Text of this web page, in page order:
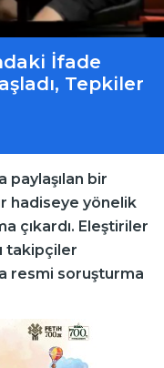
İfade
Tepkiler
paylaşılan bir
hadiseye yönelik
çıkardı. Eleştiriler
takipçiler
resmi soruşturma